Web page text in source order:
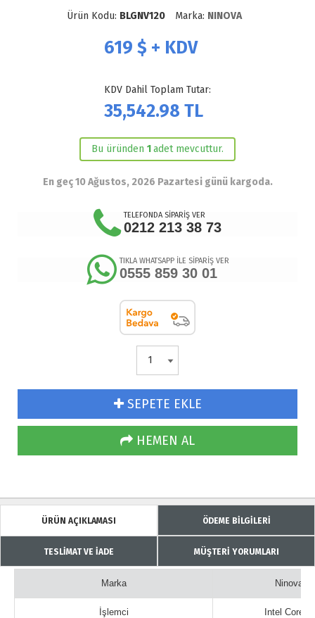
Ürün Kodu: BLGNV120 Marka: NINOVA
619 $ + KDV
KDV Dahil Toplam Tutar:
35,542.98 TL
Bu üründen 1adet mevcuttur.
En geç 10 Ağustos, 2026 Pazartesi günü kargoda.
TELEFONDA SİPARİŞ VER
0212 213 38 73
TIKLA WHATSAPP İLE SİPARİŞ VER
0555 859 30 01
SEPETE EKLE
HEMEN AL
ÜRÜN AÇIKLAMASI ÖDEME BİLGİLERİ
TESLİMAT VE İADE MÜŞTERİ YORUMLARI
Marka Ninova
İşlemci Intel Core i3